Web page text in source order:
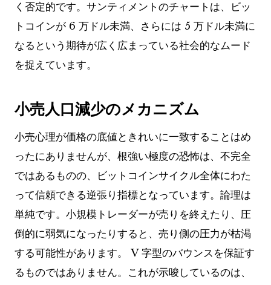
く否定的です。サンティメントのチャートは、ビッ
トコインが 6 万ドル未満、さらには 5 万ドル未満に
なるという期待が広く広まっている社会的なムード
を捉えています。
小売人口減少のメカニズム
小売心理が価格の底値ときれいに一致することはめ
ったにありませんが、根強い極度の恐怖は、不完全
ではあるものの、ビットコインサイクル全体にわた
って信頼できる逆張り指標となっています。論理は
単純です。小規模トレーダーが売りを終えたり、圧
倒的に弱気になったりすると、売り側の圧力が枯渇
する可能性があります。 V 字型のバウンスを保証す
るものではありません。これが示唆しているのは、